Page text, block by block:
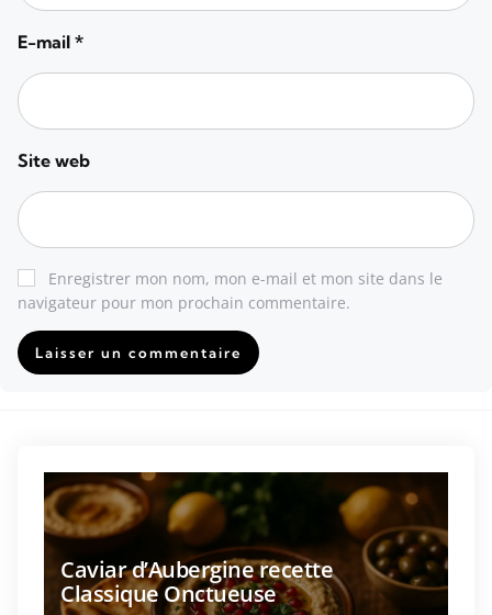
E-mail *
Site web
Enregistrer mon nom, mon e-mail et mon site dans le
navigateur pour mon prochain commentaire.
Caviar d’Aubergine recette
Classique Onctueuse